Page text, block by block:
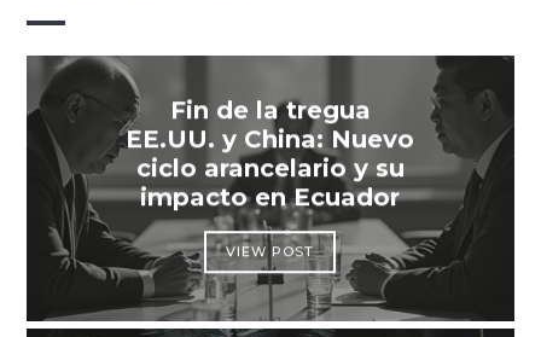
Fin de la tregua
EE.UU. y China: Nuevo
ciclo arancelario y su
impacto en Ecuador
VIEW POST